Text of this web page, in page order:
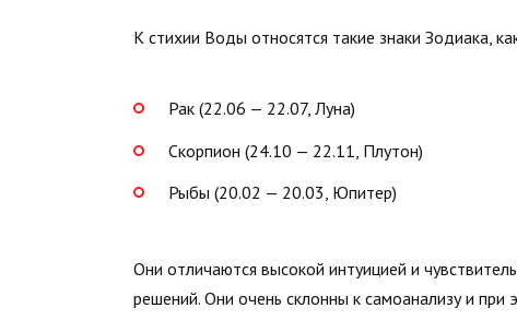
К стихии Воды относятся такие знаки Зодиака,
Рак (22.06 — 22.07, Луна)
Скорпион (24.10 — 22.11, Плутон)
Рыбы (20.02 — 20.03, Юпитер)
Они отличаются высокой интуицией и
решений. Они очень склонны к самоанализу и